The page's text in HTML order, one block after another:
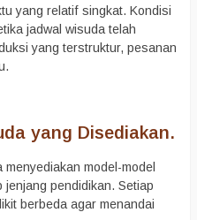
yang relatif singkat. Kondisi
jadwal wisuda telah
yang terstruktur, pesanan
yang Disediakan.
model-model
pendidikan. Setiap
berbeda agar menandai